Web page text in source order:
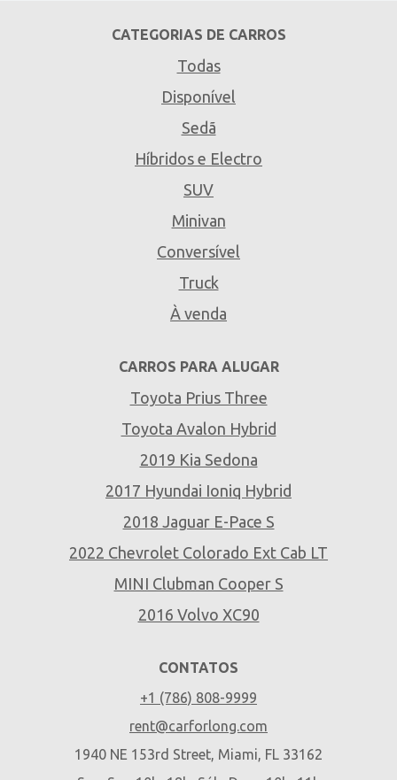
CATEGORIAS DE CARROS
Todas
Disponível
Sedã
Híbridos e Electro
SUV
Minivan
Conversível
Truck
À venda
CARROS PARA ALUGAR
Toyota Prius Three
Toyota Avalon Hybrid
2019 Kia Sedona
2017 Hyundai Ioniq Hybrid
2018 Jaguar E-Pace S
2022 Chevrolet Colorado Ext Cab LT
MINI Clubman Cooper S
2016 Volvo XC90
CONTATOS
+1 (786) 808-9999
rent@carforlong.com
1940 NE 153rd Street, Miami, FL 33162